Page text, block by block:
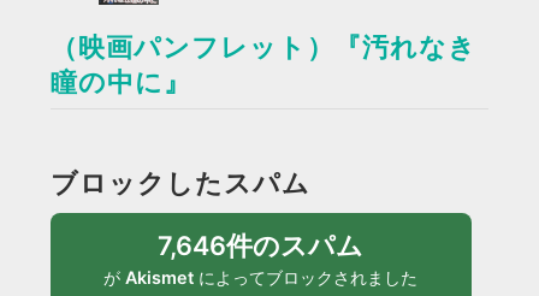
（映画パンフレット）『汚れなき
瞳の中に』
ブロックしたスパム
7,646件のスパム
がAkismet によってブロックされました